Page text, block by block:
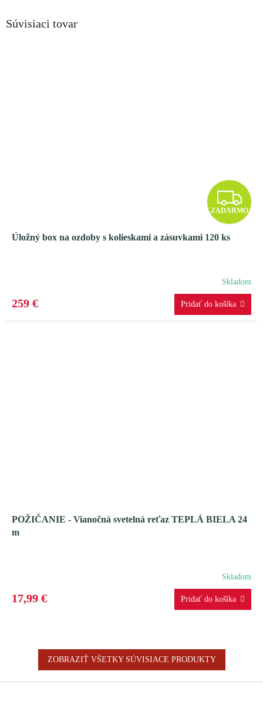
Súvisiaci tovar
Z
A
R
M
ZADARMO
Úložný box na ozdoby s kolieskami a zásuvkami 120 ks
Skladom
259 €
POŽIČANIE - Vianočná svetelná reťaz TEPLÁ BIELA 24
m
Skladom
17,99 €
ZOBRAZIŤ VŠETKY SÚVISIACE PRODUKTY